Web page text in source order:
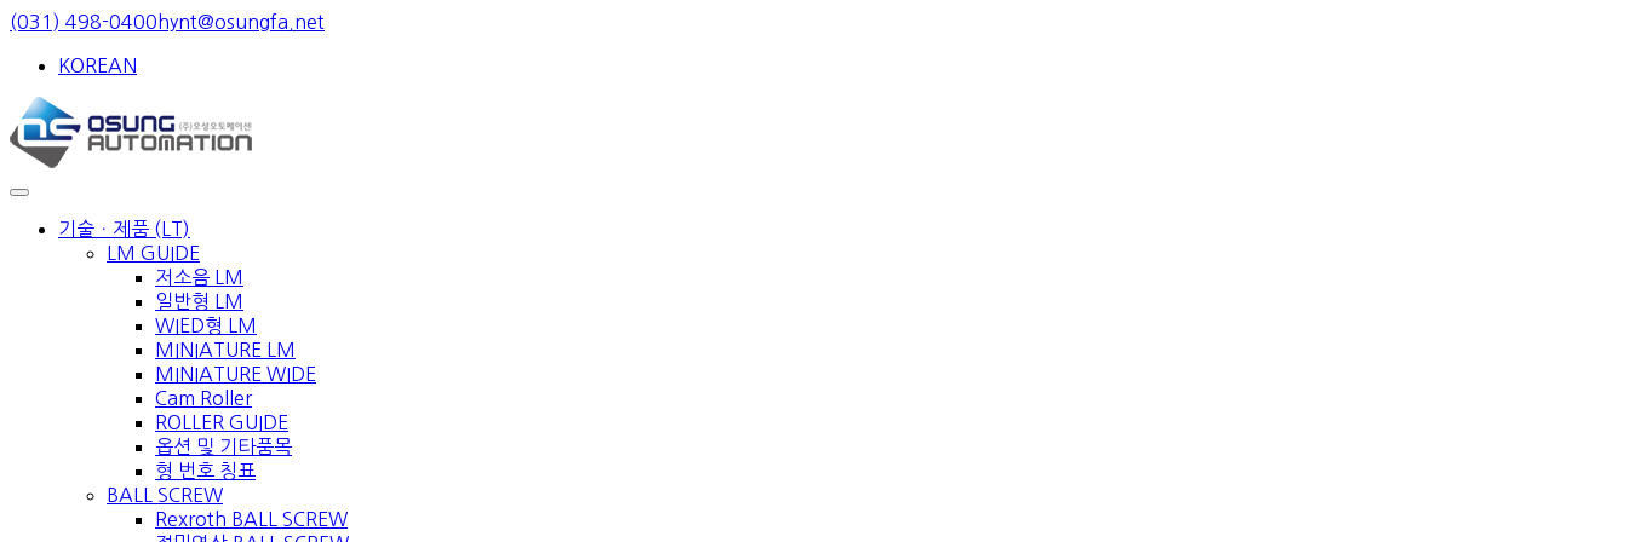
Skip
content
(031) 498-0400 hynt@osungfa.net
KOREAN
기술ㆍ제품 (LT)
LM GUIDE
저소음 LM
일반형 LM
WIED형 LM
MINIATURE LM
MINIATURE WIDE
Cam Roller
ROLLER GUIDE
옵션 및 기타품목
형 번호 칭표
BALL SCREW
Rexroth BALL SCREW